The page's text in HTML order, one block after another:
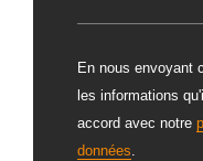
En nous envoyant
les informations
accord avec notre
données.
ALTERNATIVE: